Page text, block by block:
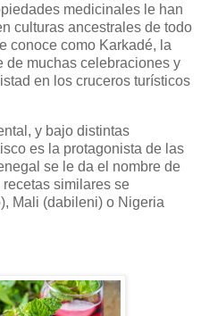
medicinales le han
culturas ancestrales de todo
conoce como Karkadé, la
de muchas celebraciones y
en los cruceros turísticos
y bajo distintas
es la protagonista de las
se le da el nombre de
similares se
Mali (dabileni) o Nigeria